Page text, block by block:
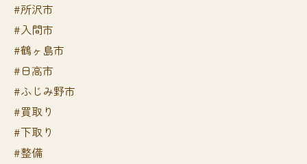
#所沢市
#入間市
#鶴ヶ島市
#日高市
#ふじみ野市
#買取り
#下取り
#整備